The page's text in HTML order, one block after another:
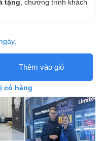
tặng , chương trình khách
Thêm vào giỏ
có hàng